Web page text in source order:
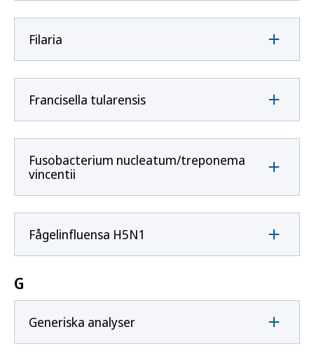
Filaria
Francisella tularensis
Fusobacterium nucleatum/treponema
vincentii
Fågelinfluensa H5N1
G
Generiska analyser